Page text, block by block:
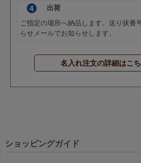
出荷
ご指定の場所へ納品します。送り状番
らせメールでお知らせします。
名入れ注文の詳細はこ
ショッピングガイド